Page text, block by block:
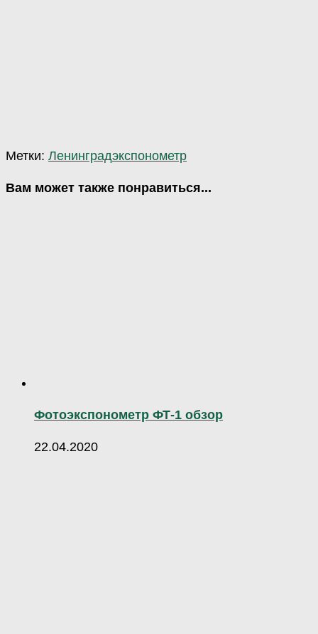
Метки: Ленинградэкспонометр
Вам может также понравиться...
Фотоэкспонометр ФТ-1 обзор
22.04.2020